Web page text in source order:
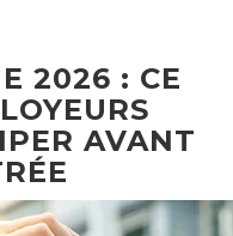
2026 : CE
AVANT